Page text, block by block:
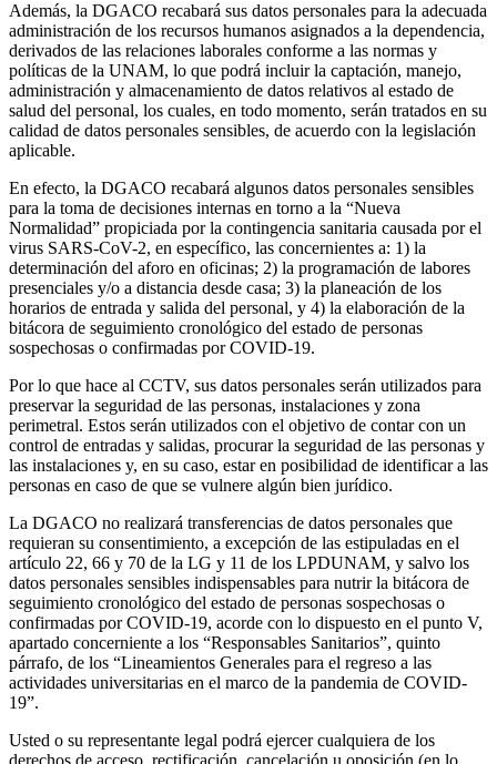
Además, la DGACO recabará sus datos personales para la adecuada
administración de los recursos humanos asignados a la dependencia,
derivados de las relaciones laborales conforme a las normas y
políticas de la UNAM, lo que podrá incluir la captación, manejo,
administración y almacenamiento de datos relativos al estado de
salud del personal, los cuales, en todo momento, serán tratados en su
calidad de datos personales sensibles, de acuerdo con la legislación
aplicable.
En efecto, la DGACO recabará algunos datos personales sensibles
para la toma de decisiones internas en torno a la “Nueva
Normalidad” propiciada por la contingencia sanitaria causada por el
virus SARS-CoV-2, en específico, las concernientes a: 1) la
determinación del aforo en oficinas; 2) la programación de labores
presenciales y/o a distancia desde casa; 3) la planeación de los
horarios de entrada y salida del personal, y 4) la elaboración de la
bitácora de seguimiento cronológico del estado de personas
sospechosas o confirmadas por COVID-19.
Por lo que hace al CCTV, sus datos personales serán utilizados para
preservar la seguridad de las personas, instalaciones y zona
perimetral. Estos serán utilizados con el objetivo de contar con un
control de entradas y salidas, procurar la seguridad de las personas y
las instalaciones y, en su caso, estar en posibilidad de identificar a las
personas en caso de que se vulnere algún bien jurídico.
La DGACO no realizará transferencias de datos personales que
requieran su consentimiento, a excepción de las estipuladas en el
artículo 22, 66 y 70 de la LG y 11 de los LPDUNAM, y salvo los
datos personales sensibles indispensables para nutrir la bitácora de
seguimiento cronológico del estado de personas sospechosas o
confirmadas por COVID-19, acorde con lo dispuesto en el punto V,
apartado concerniente a los “Responsables Sanitarios”, quinto
párrafo, de los “Lineamientos Generales para el regreso a las
actividades universitarias en el marco de la pandemia de COVID-
19”.
Usted o su representante legal podrá ejercer cualquiera de los